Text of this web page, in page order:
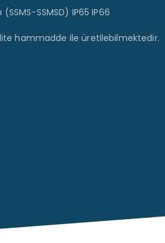
SSMSD) IP65 IP66
hammadde ile üretilebilmektedir.